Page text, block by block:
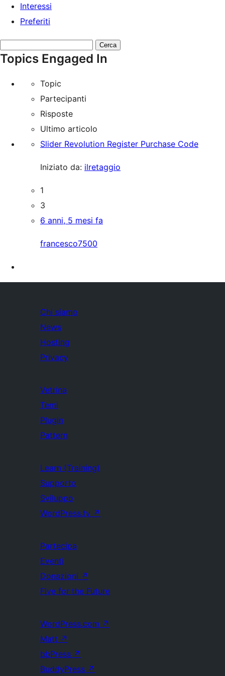
Interessi
Preferiti
topic:
Topics Engaged In
Topic
Partecipanti
Risposte
Ultimo articolo
Slider Revolution Register Purchase Code
Iniziato da: ilretaggio
1
3
6 anni, 5 mesi fa
francesco7500
Chi siamo
News
Hosting
Privacy
Vetrina
Temi
Plugin
Pattern
Learn (Training)
Supporto
Sviluppo
WordPress.tv ↗
Partecipa
Eventi
Donazioni ↗
Five for the Future
WordPress.com ↗
Matt ↗
bbPress ↗
BuddyPress ↗